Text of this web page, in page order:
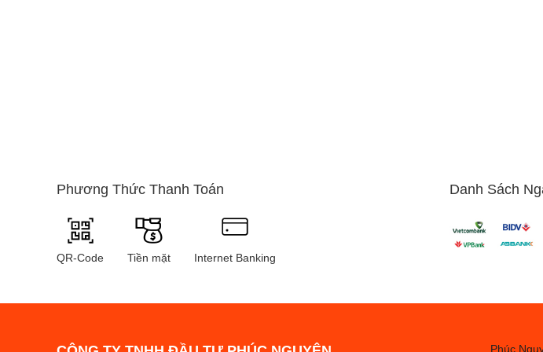
Có rất nhiều yếu tố khác nhau để quyết định một mẫu
thiết bị liên lạc, giải trí mà nó còn đóng vai trò là một phụ
mẫu smartphone ngày càng trở nên mỏng hơn, nhiều
Màn hình
thích những chiếc điện thoại có màn hình càng lớn càng tốt.
Phương Thức Thanh Toán
QR-Code Tiền mặt Internet Banking
Danh Sách
Phúc